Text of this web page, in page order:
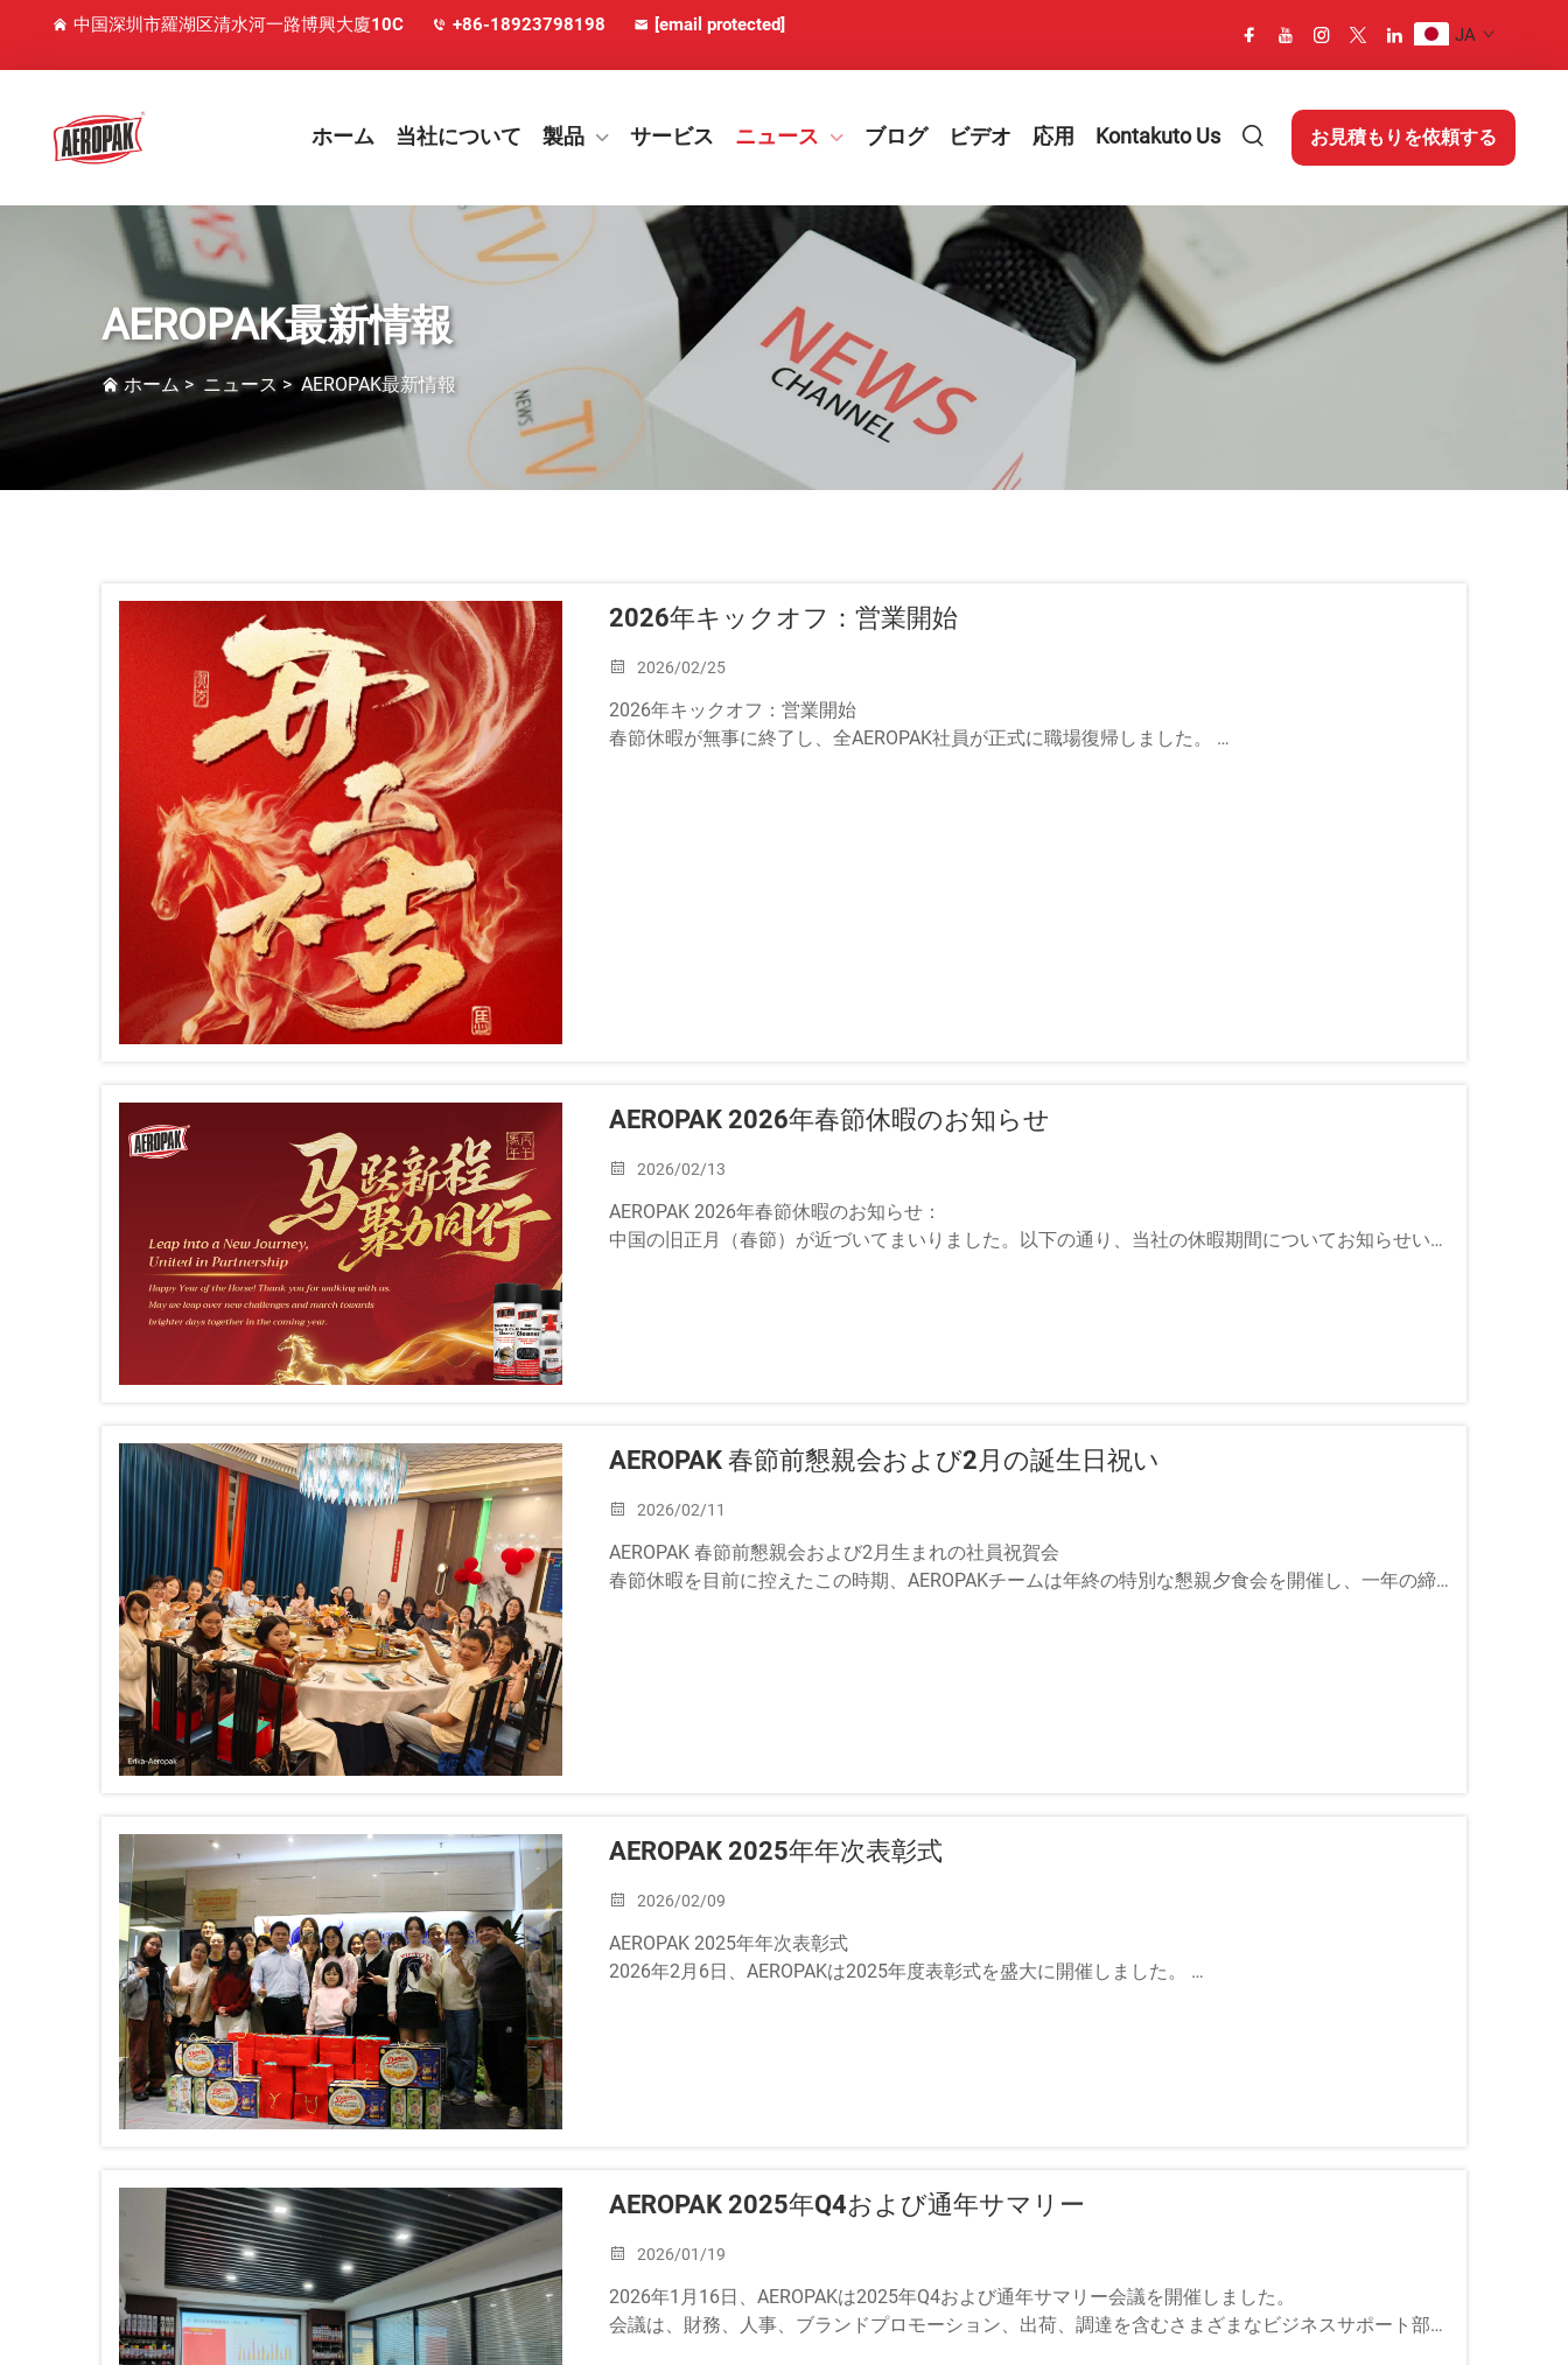
中国深圳市羅湖区清水河一路博興大廈10C +86-18923798198 [email protected] JA
ホーム 当社について 製品 サービス ニュース ブログ ビデオ 応用 Kontakuto Us お見積もりを依頼する
AEROPAK最新情報
ホーム > ニュース> AEROPAK最新情報
2026年キックオフ：営業開始
2026/02/25
2026年キックオフ：営業開始
春節休暇が無事に終了し、全AEROPAK社員が正式に職場復帰しました。
AEROPAK 2026年春節休暇のお知らせ
2026/02/13
AEROPAK 2026年春節休暇のお知らせ：
中国の旧正月（春節）が近づいてまいりました。以下の通り、当社の休暇期間についてお知らせいた
AEROPAK 春節前懇親会および2月の誕生日祝い
2026/02/11
AEROPAK 春節前懇親会および2月生まれの社員祝賀会
春節休暇を目前に控えたこの時期、AEROPAKチームは年終の特別な懇親夕食会を開催し、一年の締
AEROPAK 2025年年次表彰式
2026/02/09
AEROPAK 2025年年次表彰式
2026年2月6日、AEROPAKは2025年度表彰式を盛大に開催しました。
AEROPAK 2025年Q4および通年サマリー
2026/01/19
2026年1月16日、AEROPAKは2025年Q4および通年サマリー会議を開催しました。
会議は、財務、人事、ブランドプロモーション、出荷、調達を含むさまざまなビジネスサポート部門